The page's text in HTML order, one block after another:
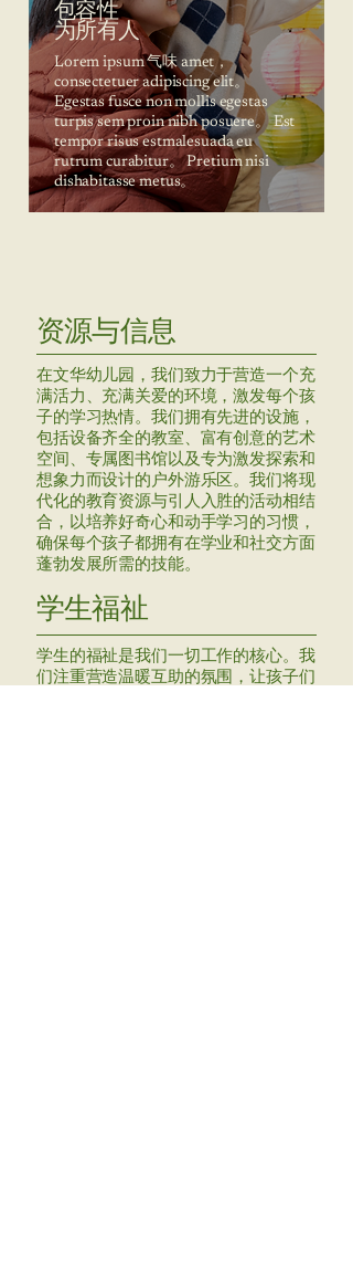
包容性
为所有人
Lorem ipsum 气味 amet，
consectetuer adipiscing elit。
Egestas fusce non mollis egestas
turpis sem proin nibh posuere。 Est
tempor risus estmalesuada eu
rutrum curabitur。 Pretium nisi
dishabitasse metus。
资源与信息
在文华幼儿园，我们致力于营造一个充
满活力、充满关爱的环境，激发每个孩
子的学习热情。我们拥有先进的设施，
包括设备齐全的教室、富有创意的艺术
空间、专属图书馆以及专为激发探索和
想象力而设计的户外游乐区。我们将现
代化的教育资源与引人入胜的活动相结
合，以培养好奇心和动手学习的习惯，
确保每个孩子都拥有在学业和社交方面
蓬勃发展所需的技能。
学生福祉
学生的福祉是我们一切工作的核心。我
们注重营造温暖互助的氛围，让孩子们